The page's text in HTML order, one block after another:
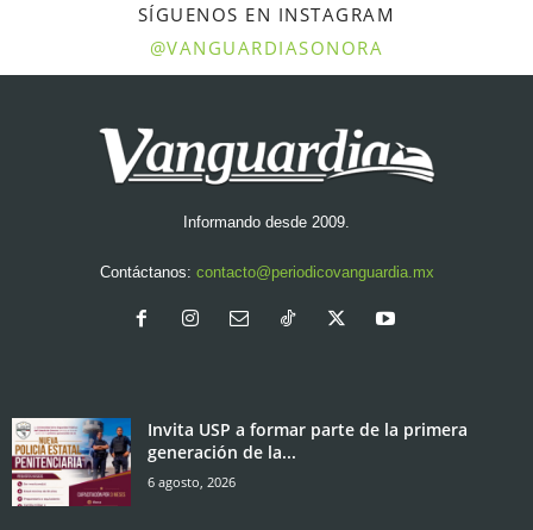
SÍGUENOS EN INSTAGRAM
@VANGUARDIASONORA
Informando desde 2009.
Contáctanos: contacto@periodicovanguardia.mx
Invita USP a formar parte de la primera
generación de la...
6 agosto, 2026